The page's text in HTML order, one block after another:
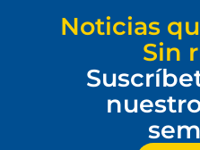
Noticias
Sin